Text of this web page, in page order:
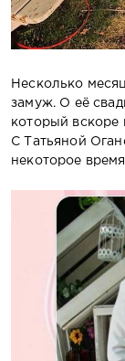
Несколько
замуж. О её
который вскоре
С Татьяной
некоторое